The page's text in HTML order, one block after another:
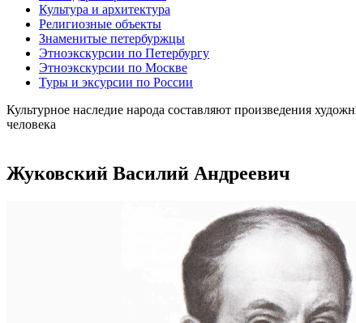
Культура и архитектура
Религиозные объекты
Знаменитые петербуржцы
Этноэкскурсии по Петербургу
Этноэкскурсии по Москве
Туры и эксурсии по России
Культурное наследие народа составляют произведения
человека
Жуковский Василий Андреевич